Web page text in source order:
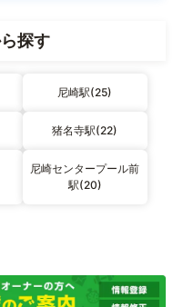
探す
尼崎駅(25)
猪名寺駅(22)
尼崎センタープール前
駅(20)